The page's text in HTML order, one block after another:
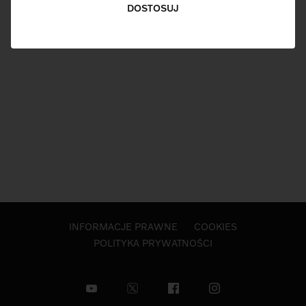
DOSTOSUJ
INFORMACJE PRAWNE
COOKIES
POLITYKA PRYWATNOŚCI